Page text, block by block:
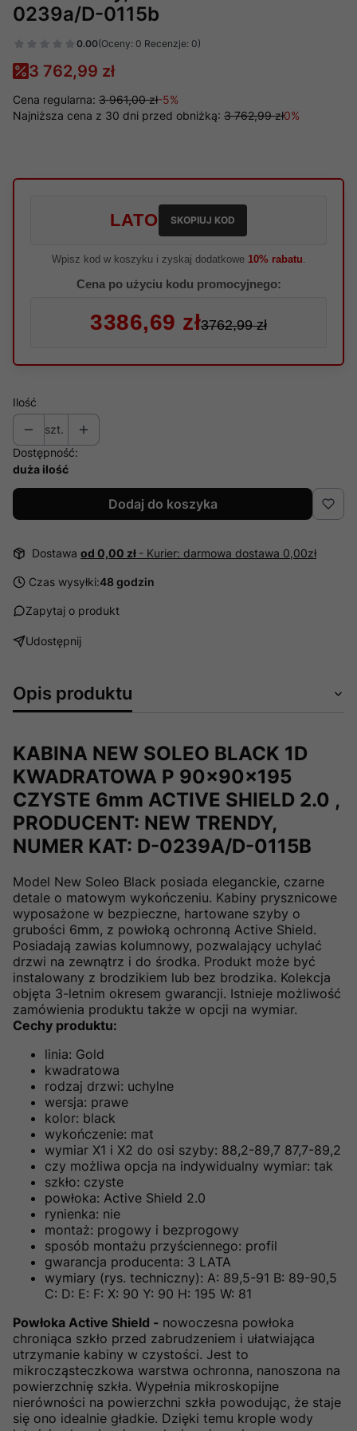
0239a/D-0115b
0.00(Oceny: 0 Recenzje: 0)
3 762,99 zł
Cena regularna: 3 961,00 zł-5%
Najniższa cena z 30 dni przed obniżką: 3 762,99 zł0%
LATO SKOPIUJ KOD
Wpisz kod w koszyku i zyskaj dodatkowe 10% rabatu
Cena po użyciu kodu promocyjnego:
3386,69 zł3762,99 zł
Ilość
szt.
Dostępność:
duża ilość
Dodaj do koszyka
Dostawa od 0,00 zł - Kurier: darmowa dostawa 0,00zł
Czas wysyłki:48 godzin
Zapytaj o produkt
Udostępnij
Opis produktu
KABINA NEW SOLEO BLACK 1D
KWADRATOWA P 90x90x195
CZYSTE 6mm ACTIVE SHIELD 2.0 ,
PRODUCENT: NEW TRENDY,
NUMER KAT: D-0239A/D-0115B
Model New Soleo Black posiada eleganckie, czarne
detale o matowym wykończeniu. Kabiny prysznicowe
wyposażone w bezpieczne, hartowane szyby o
grubości 6mm, z powłoką ochronną Active Shield.
Posiadają zawias kolumnowy, pozwalający uchylać
drzwi na zewnątrz i do środka. Produkt może być
instalowany z brodzikiem lub bez brodzika. Kolekcja
objęta 3-letnim okresem gwarancji. Istnieje możliwość
zamówienia produktu także w opcji na wymiar.
Cechy produktu:
linia: Gold
kwadratowa
rodzaj drzwi: uchylne
wersja: prawe
kolor: black
wykończenie: mat
wymiar X1 i X2 do osi szyby: 88,2-89,7 87,7-89,2
czy możliwa opcja na indywidualny wymiar: tak
szkło: czyste
powłoka: Active Shield 2.0
rynienka: nie
montaż: progowy i bezprogowy
sposób montażu przyściennego: profil
gwarancja producenta: 3 LATA
wymiary (rys. techniczny): A: 89,5-91 B: 89-90,5
C: D: E: F: X: 90 Y: 90 H: 195 W: 81
Powłoka Active Shield - nowoczesna powłoka
chroniąca szkło przed zabrudzeniem i ułatwiająca
utrzymanie kabiny w czystości. Jest to
mikrocząsteczkowa warstwa ochronna, nanoszona na
powierzchnię szkła. Wypełnia mikroskopijne
nierówności na powierzchni szkła powodując, że staje
się ono idealnie gładkie. Dzięki temu krople wody